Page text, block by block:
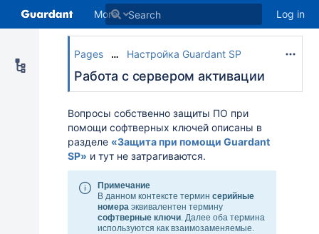
More Log in
Pages … Настройка Guardant SP
Работа с сервером активации
Вопросы собственно защиты ПО при
помощи софтверных ключей описаны в
разделе «Защита при помощи Guardant
SP» и тут не затрагиваются.
Примечание
В данном контексте термин серийные
номера эквивалентен термину
софтверные ключи. Далее оба термина
используются как взаимозаменяемые.